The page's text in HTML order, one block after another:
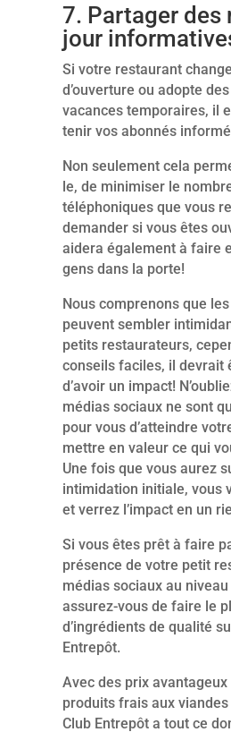
7. Partager des
jour
Si votre restaurant
d’ouverture ou adopte
vacances temporaires, il
tenir vos abonnés
Non seulement cela
le, de minimiser le
téléphoniques que vous
demander si vous êtes
aidera également à faire
gens dans la porte!
Nous comprenons que
peuvent sembler
petits restaurateurs,
conseils faciles, il devrait
d’avoir un impact!
médias sociaux ne sont
pour vous d’atteindre
mettre en valeur ce qui
Une fois que vous aurez
intimidation initiale, vous
et verrez l’impact en un
Si vous êtes prêt à faire
présence de votre petit
médias sociaux au
assurez-vous de faire le
d’ingrédients de qualité
Entrepôt.
Avec des prix
produits frais aux
Club Entrepôt a tout ce